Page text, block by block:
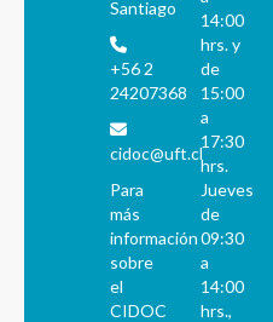
Santiago
+56 2
24207368
cidoc@uft.cl
Para
más
información
sobre
el
CIDOC
14:00
hrs. y
de
15:00
a
17:30
hrs.
Jueves
de
09:30
a
14:00
hrs.,